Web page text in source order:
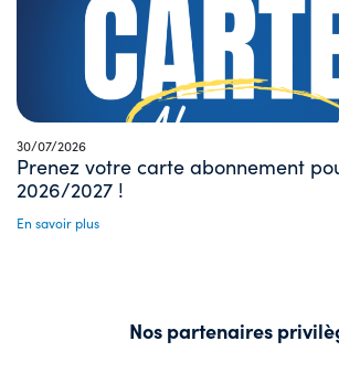
30/07/2026
Prenez votre carte abonnement
2026/2027 !
En savoir plus
Nos partenaires